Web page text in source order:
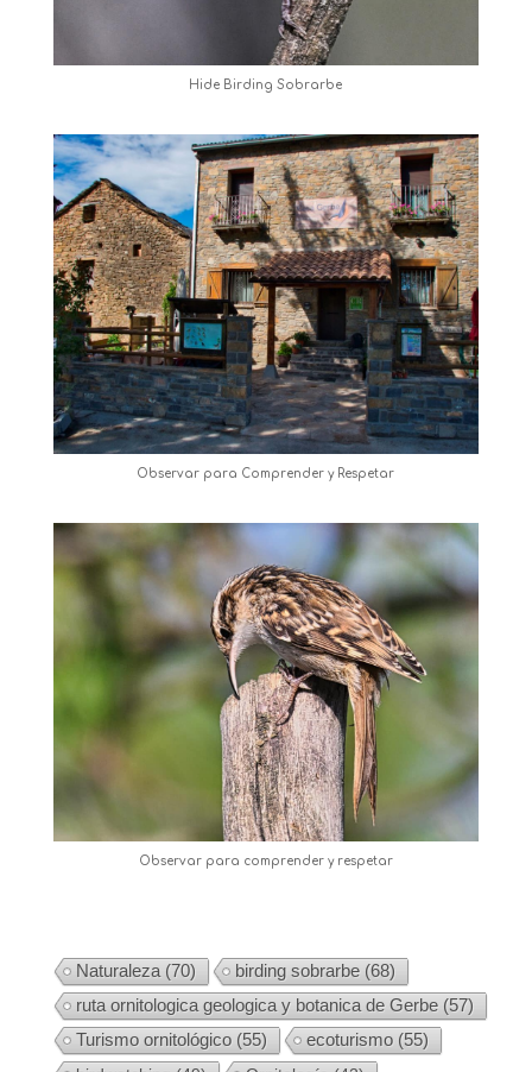
Hide Birding Sobrarbe
Observar para Comprender y Respetar
Observar para comprender y respetar
Naturaleza(70) birding sobrarbe(68)
ruta ornitologica geologica y botanica de Gerbe(57)
Turismo ornitológico(55) ecoturismo(55)